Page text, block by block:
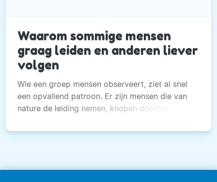
Waarom sommige mensen
graag leiden en anderen liever
volgen
Wie een groep mensen observeert, ziet al snel
een opvallend patroon. Er zijn mensen die van
nature de leiding nemen, knopen doorhakken en